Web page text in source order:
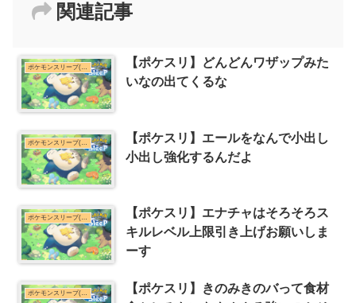
関連記事
ポケモンスリープ(ポケスリ)まとめ
【ポケスリ】どんどんワザップみた
いなの出てくるな
【ポケスリ】エールをなんで小出し
小出し強化するんだよ
ポケモンスリープ(ポケスリ)まとめ
【ポケスリ】エナチャはそろそろス
キルレベル上限引き上げお願いしま
ーす
ポケモンスリープ(ポケスリ)まとめ
【ポケスリ】きのみきのバって食材